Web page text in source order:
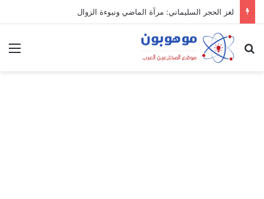
لغز الحجر السليماني: مرآة الماضي ونبوءة الزوال
بحث عن